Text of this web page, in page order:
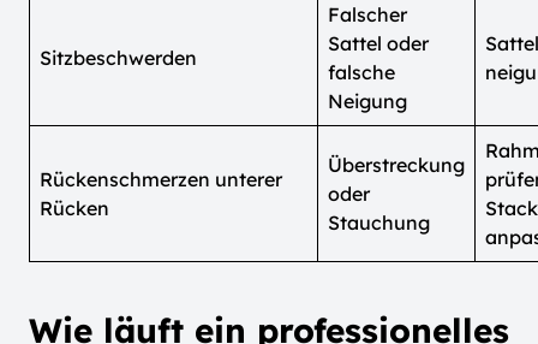
Sitzbeschwerden
Falscher
Sattel oder
falsche
Neigung
Rückenschmerzen unterer
Rücken
Überstreckung
oder
Stauchung
Wie läuft ein professionelles